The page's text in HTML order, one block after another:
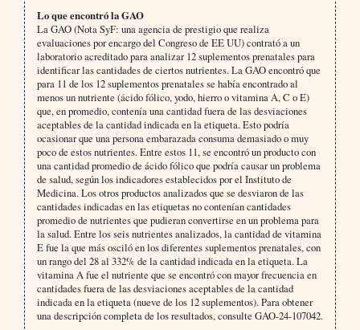
Lo que encontró la GAO
La GAO (Nota SyF: una agencia de prestigio que realiza
evaluaciones por encargo del Congreso de EE UU) contrató a un
laboratorio acreditado para analizar 12 suplementos prenatales para
identificar las cantidades de ciertos nutrientes. La GAO encontró que
para 11 de los 12 suplementos prenatales se había encontrado al
menos un nutriente (ácido fólico, yodo, hierro o vitamina A, C o E)
que, en promedio, contenía una cantidad fuera de las desviaciones
aceptables de la cantidad indicada en la etiqueta. Esto podría
ocasionar que una persona embarazada consuma demasiado o muy
poco de estos nutrientes. Entre estos 11, se encontró un producto con
una cantidad promedio de ácido fólico que podría causar un problema
de salud, según los indicadores establecidos por el Instituto de
Medicina. Los otros productos analizados que se desviaron de las
cantidades indicadas en las etiquetas no contenían cantidades
promedio de nutrientes que pudieran convertirse en un problema para
la salud. Entre los seis nutrientes analizados, la cantidad de vitamina
E fue la que más osciló en los diferentes suplementos prenatales, con
un rango del 28 al 332% de la cantidad indicada en la etiqueta. La
vitamina A fue el nutriente que se encontró con mayor frecuencia en
cantidades fuera de las desviaciones aceptables de la cantidad
indicada en la etiqueta (nueve de los 12 suplementos). Para obtener
una descripción completa de los resultados, consulte GAO-24-107042.